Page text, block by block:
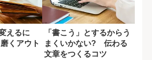
えるに
くアウト
「書こう」とするからう
まくいかない? 伝わる
文章をつくるコツ